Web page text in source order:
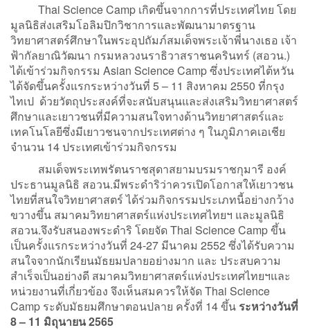
Thai Science Camp เกิดขึ้นจากการที่ประเทศไทย โดย
มูลนิธิส่งเสริมโอลิมปิกวิชาการและพัฒนามาตรฐาน
วิทยาศาสตร์ศึกษาในพระอุปถัมภ์สมเด็จพระเจ้าพี่นางเธอ เจ้า
ฟ้ากัลยาณิวัฒนา กรมหลวงนราธิวาสราชนครินทร์ (สอวน.)
ได้เข้าร่วมกิจกรรม Asian Science Camp ซึ่งประเทศไต้หวัน
ได้จัดขึ้นครั้งแรกระหว่างวันที่ 5 – 11 สิงหาคม 2550 ที่กรุง
ไทเป ด้วยวัตถุประสงค์ที่จะสนับสนุนและส่งเสริมวิทยาศาสตร์
ศึกษาและเยาวชนที่มีความสนใจทางด้านวิทยาศาสตร์และ
เทคโนโลยีซึ่งมีเยาวชนจากประเทศต่าง ๆ ในภูมิภาคเอเชีย
จำนวน 14 ประเทศเข้าร่วมกิจกรรม
สมเด็จพระเทพรัตนราชสุดาสยามบรมราชกุมารี องค์
ประธานมูลนิธิ สอวน.มีพระดำริว่าควรเปิดโอกาสให้เยาวชน
ไทยที่สนใจวิทยาศาสตร์ ได้ร่วมกิจกรรมประเภทนี้อย่างกว้าง
ขวางขึ้น สมาคมวิทยาศาสตร์แห่งประเทศไทยฯ และมูลนิธิ
สอวน.จึงรับสนองพระดำริ โดยจัด Thai Science Camp ขึ้น
เป็นครั้งแรกระหว่างวันที่ 24-27 มีนาคม 2552 ซึ่งได้รับความ
สนใจจากนักเรียนมัธยมปลายอย่างมาก และ ประสบความ
สำเร็จเป็นอย่างดี สมาคมวิทยาศาสตร์แห่งประเทศไทยฯและ
หน่วยงานที่เกี่ยวข้อง จึงเห็นสมควรให้จัด Thai Science
Camp ระดับมัธยมศึกษาตอนปลาย ครั้งที่ 14 ขึ้น ระหว่างวันที่
8 – 11 มิถุนายน 2565